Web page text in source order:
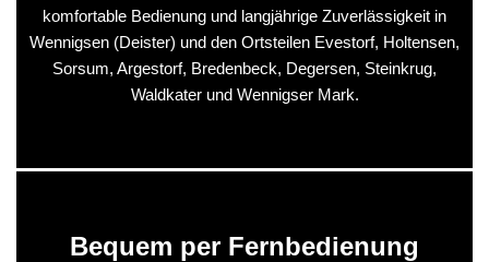
komfortable Bedienung und langjährige Zuverlässigkeit in
Wennigsen (Deister) und den Ortsteilen Evestorf, Holtensen,
Sorsum, Argestorf, Bredenbeck, Degersen, Steinkrug,
Waldkater und Wennigser Mark.
Bequem per Fernbedienung